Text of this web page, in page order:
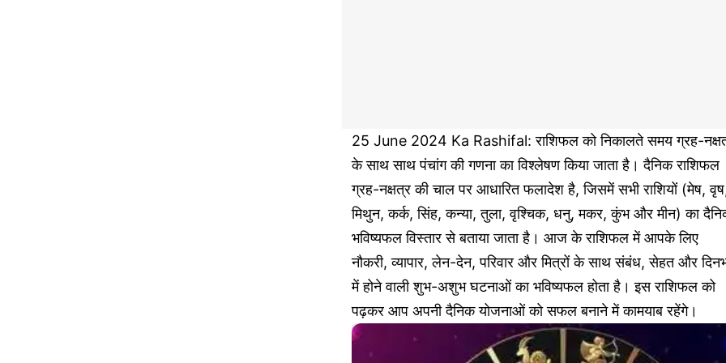
25 June 2024 Ka Rashifal: राशिफल को निकालते समय ग्रह-
के साथ साथ पंचांग की गणना का विश्लेषण किया जाता है। दैनिक राशिफल
ग्रह-नक्षत्र की चाल पर आधारित फलादेश है, जिसमें सभी राशियों (मेष,
मिथुन, कर्क, सिंह, कन्या, तुला, वृश्चिक, धनु, मकर, कुंभ और मीन) का
भविष्यफल विस्तार से बताया जाता है। आज के राशिफल में आपके लिए
नौकरी, व्यापार, लेन-देन, परिवार और मित्रों के साथ संबंध, सेहत और
में होने वाली शुभ-अशुभ घटनाओं का भविष्यफल होता है। इस राशिफल को
पढ़कर आप अपनी दैनिक योजनाओं को सफल बनाने में कामयाब रहेंगे।